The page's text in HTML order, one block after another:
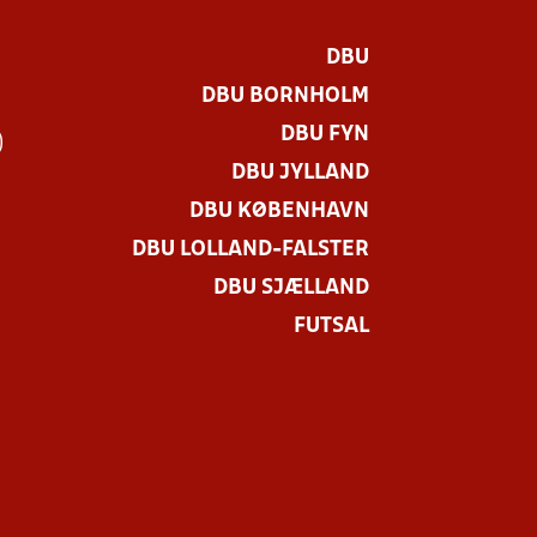
DBU
DBU BORNHOLM
DBU FYN
DBU JYLLAND
DBU KØBENHAVN
DBU LOLLAND-FALSTER
DBU SJÆLLAND
FUTSAL